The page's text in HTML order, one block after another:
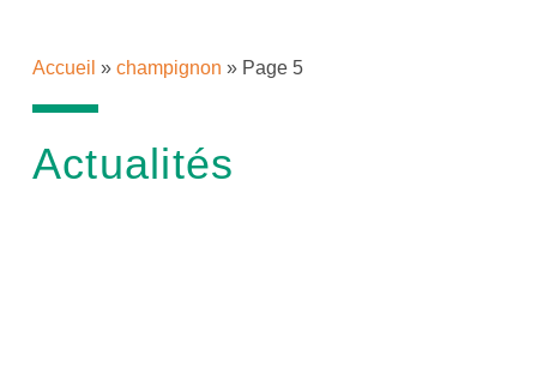
Accueil » champignon » Page 5
Actualités